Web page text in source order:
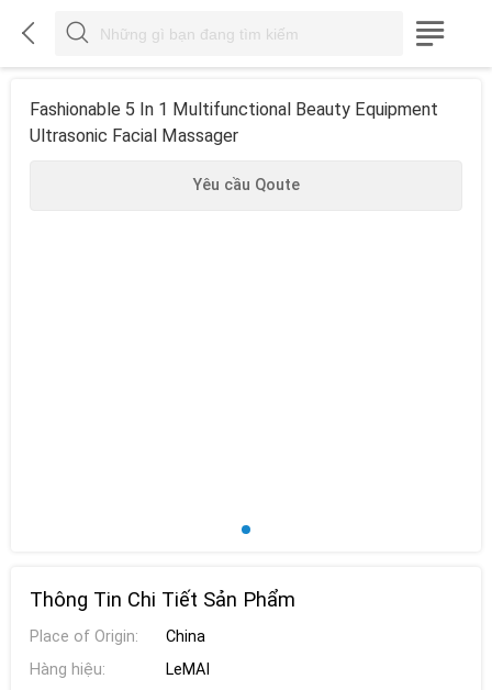
  
Fashionable 5 In 1 Multifunctional Beauty Equipment
Ultrasonic Facial Massager
Yêu cầu Qoute
Thông Tin Chi Tiết Sản Phẩm
Place of Origin:
China
Hàng hiệu:
LeMAI